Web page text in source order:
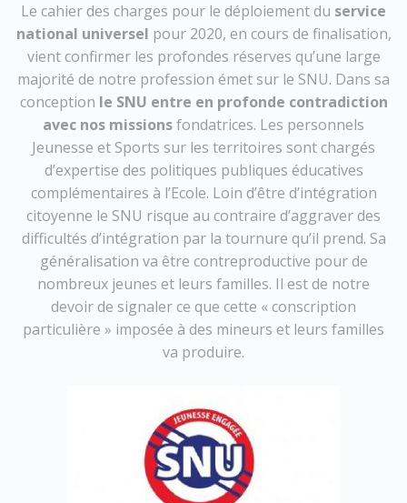
Le cahier des charges pour le déploiement du service
national universel pour 2020, en cours de finalisation,
vient confirmer les profondes réserves qu’une large
majorité de notre profession émet sur le SNU. Dans sa
conception le SNU entre en profonde contradiction
avec nos missionsfondatrices. Les personnels
Jeunesse et Sports sur les territoires sont chargés
d’expertise des politiques publiques éducatives
complémentaires à l’Ecole. Loin d’être d’intégration
citoyenne le SNU risque au contraire d’aggraver des
difficultés d’intégration par la tournure qu’il prend. Sa
généralisation va être contreproductive pour de
nombreux jeunes et leurs familles. Il est de notre
devoir de signaler ce que cette « conscription
particulière » imposée à des mineurs et leurs familles
va produire.